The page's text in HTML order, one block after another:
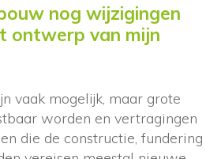
nog wijzigingen
ontwerp van mijn
vaak mogelijk, maar grote
worden en vertragingen
die de constructie, fundering